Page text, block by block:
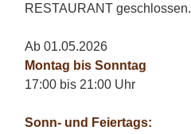
RESTAURANT geschlossen.
Ab 01.05.2026
Montag bis Sonntag
17:00 bis 21:00 Uhr
Sonn- und Feiertags: